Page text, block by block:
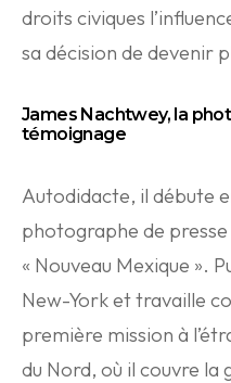
droits civiques
sa décision de devenir
James Nachtwey, la
témoignage
Autodidacte, il débute
photographe de
« Nouveau Mexique ».
New-York et travaille
première mission à
du Nord, où il couvre la